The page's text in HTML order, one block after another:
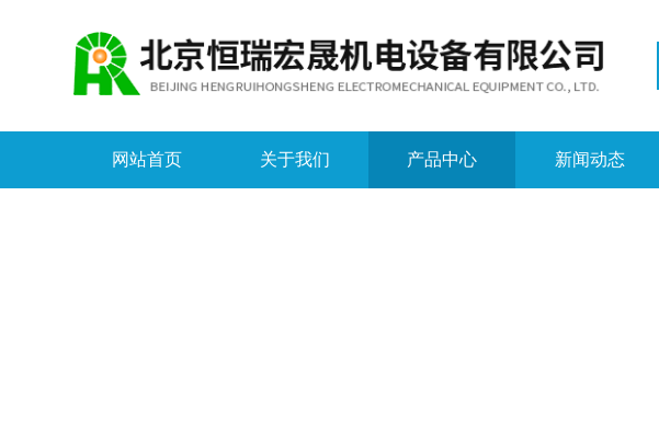
网站首页 关于我们 产品中心 新闻动态